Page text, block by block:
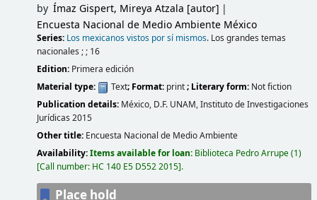
by Ímaz Gispert, Mireya Atzala [autor]
Encuesta Nacional de Medio AmbienteMéxico
Series: Los mexicanos vistos por sí mismos. Los grandes temas
nacionales ; ; 16
Edition: Primera edición
Material type:
Text; Format: print; Literary form: Not fiction
Publication details: México, D.F. UNAM, Instituto de Investigaciones
Jurídicas 2015
Other title: Encuesta Nacional de Medio Ambiente
Availability:Items available for loan: Biblioteca Pedro Arrupe(1)
Call number: HC 140 E5 D552 2015 .
Place hold